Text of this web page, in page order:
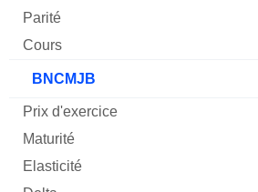
BNCMJB